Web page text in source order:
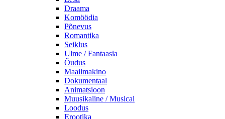
Draama
Komöödia
Põnevus
Romantika
Seiklus
Ulme / Fantaasia
Õudus
Maailmakino
Dokumentaal
Animatsioon
Muusikaline / Musical
Loodus
Erootika